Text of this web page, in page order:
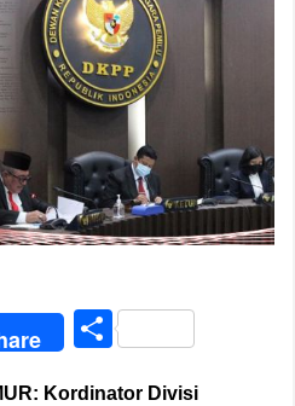
Share
Kordinator Divisi